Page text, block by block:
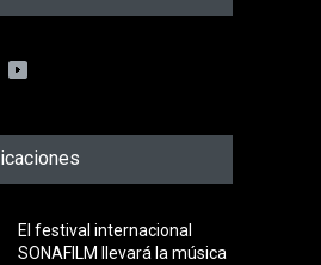
El festival internacional
SONAFILM llevará la música